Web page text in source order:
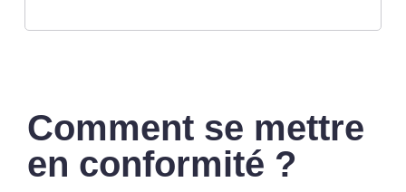
Politique de Confidentialité.
Télécharger le
fichier Annuler
Comment se mettre
en conformité ?